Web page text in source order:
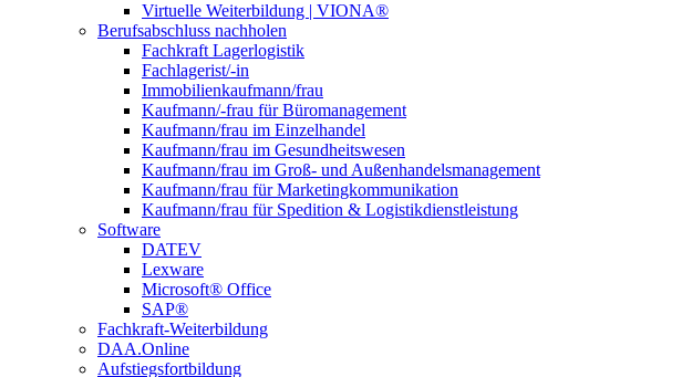
Virtuelle Weiterbildung | VIONA®
Berufsabschluss nachholen
Fachkraft Lagerlogistik
Fachlagerist/-in
Immobilienkaufmann/frau
Kaufmann/-frau für Büromanagement
Kaufmann/frau im Einzelhandel
Kaufmann/frau im Gesundheitswesen
Kaufmann/frau im Groß- und Außenhandelsmanagement
Kaufmann/frau für Marketingkommunikation
Kaufmann/frau für Spedition & Logistikdienstleistung
Software
DATEV
Lexware
Microsoft® Office
SAP®
Fachkraft-Weiterbildung
DAA.Online
Aufstiegsfortbildung